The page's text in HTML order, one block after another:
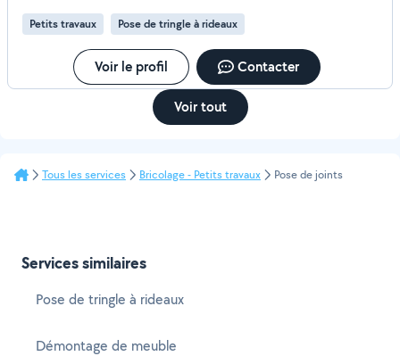
Petits travaux Pose de tringle à rideaux
Voir le profil Contacter
Voir tout
Tous les services Bricolage - Petits travaux Pose de joints
Services similaires
Pose de tringle à rideaux
Démontage de meuble